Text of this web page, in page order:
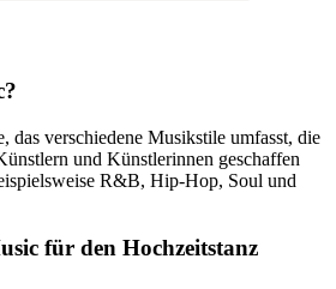
das verschiedene Musikstile umfasst, die
und Künstlerinnen geschaffen
R&B, Hip-Hop, Soul und
für den Hochzeitstanz